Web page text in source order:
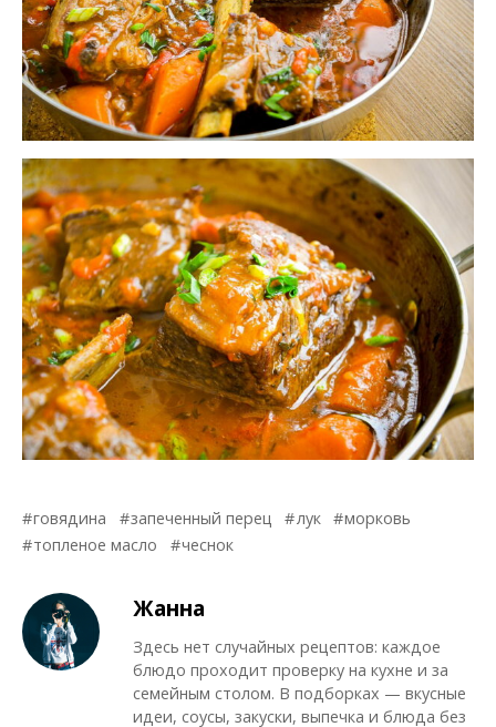
говядина запеченный перец лук
морковь
топленое масло
чеснок
Жанна
Здесь нет случайных рецептов: каждое
блюдо проходит проверку на кухне и за
семейным столом. В подборках — вкусные
идеи, соусы, закуски, выпечка и блюда без